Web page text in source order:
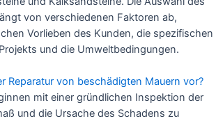
von verschiedenen Faktoren ab,
Vorlieben des Kunden, die spezifischen
und die Umweltbedingungen.
Reparatur von beschädigten Mauern vor?
mit einer gründlichen Inspektion der
und die Ursache des Schadens zu